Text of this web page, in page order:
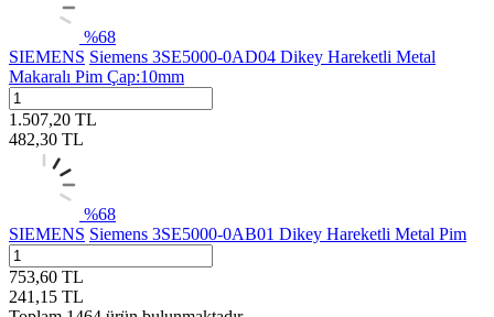
%68
SIEMENS Siemens 3SE5000-0AD04 Dikey Hareketli Metal
Makaralı Pim Çap:10mm
1.507,20 TL
482,30 TL
%68
SIEMENS Siemens 3SE5000-0AB01 Dikey Hareketli Metal Pim
753,60 TL
241,15 TL